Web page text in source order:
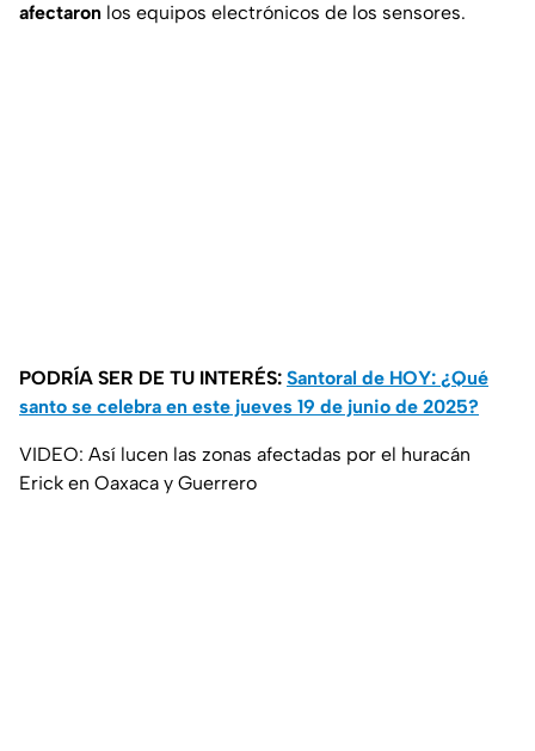
afectaron los equipos electrónicos de los sensores.
PODRÍA SER DE TU INTERÉS: Santoral de HOY: ¿Qué
santo se celebra en este jueves 19 de junio de 2025?
VIDEO: Así lucen las zonas afectadas por el huracán
Erick en Oaxaca y Guerrero